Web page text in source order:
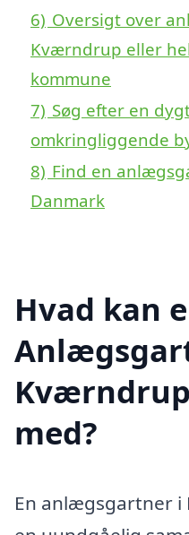
6) Oversigt over
Kværndrup eller
kommune
7) Søg efter en
omkringliggende
8) Find en
Danmark
Hvad kan
med?
En anlægsgartner